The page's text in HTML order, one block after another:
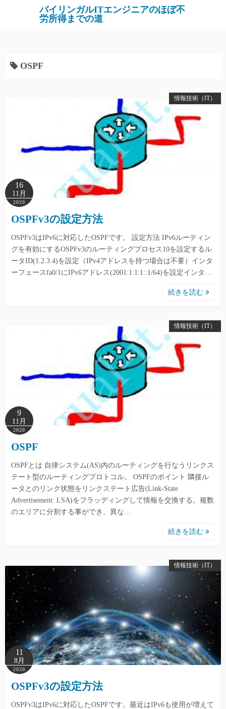
バイリンガルITエンジニアのほぼ不
労所得までの道
OSPF
情報技術（IT）
16
11月
2020
OSPFv3の設定方法
OSPFv3はIPv6に対応したOSPFです。 設定方法 IPv6ルーティン
グを有効にするOSPFv3のルーティングプロセス10を設定するル
ータID(1.2.3.4)を設定（IPv4アドレスを持つ場合は不要）インタ
ーフェースfa0/1にIPv6アドレス(2001:1:1:1::1/64)を設定インタ…
続きを読む
情報技術（IT）
9
11月
2020
OSPF
OSPFとは 自律システム(AS)内のルーティングを行なうリンクス
テート型のルーティングプロトコル。 OSPFのポイント 隣接ル
ータとのリンク状態をリンクステート広告(Link-State
Advertisement: LSA)をフラッディングして情報を交換する。複数
のエリアに分割する事ができ、異な…
続きを読む
情報技術（IT）
11
8月
2020
OSPFv3の設定方法
OSPFv3はIPv6に対応したOSPFです。最近はIPv6も使用が増えて